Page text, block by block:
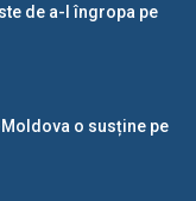
de a-l îngropa pe
o susține pe